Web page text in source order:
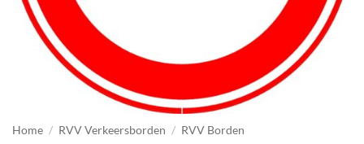
Home / RVV Verkeersborden / RVV Borden